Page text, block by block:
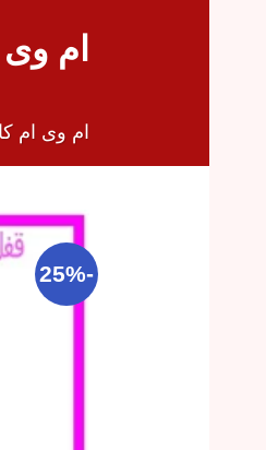
ام وی
ام وی ام
-25%